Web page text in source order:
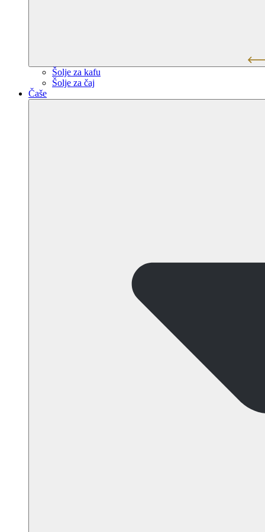
Šolje za kafu
Šolje za čaj
Čaše